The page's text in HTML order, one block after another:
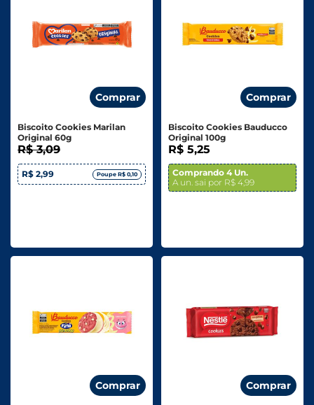
Comprar
Biscoito Cookies Marilan
Original 60g
R$ 3,09
R$ 2,99 Poupe R$ 0,10
Comprar
Biscoito Cookies Bauducco
Original 100g
R$ 5,25
Comprando 4 Un.
A un. sai por R$ 4,99
Comprar Comprar